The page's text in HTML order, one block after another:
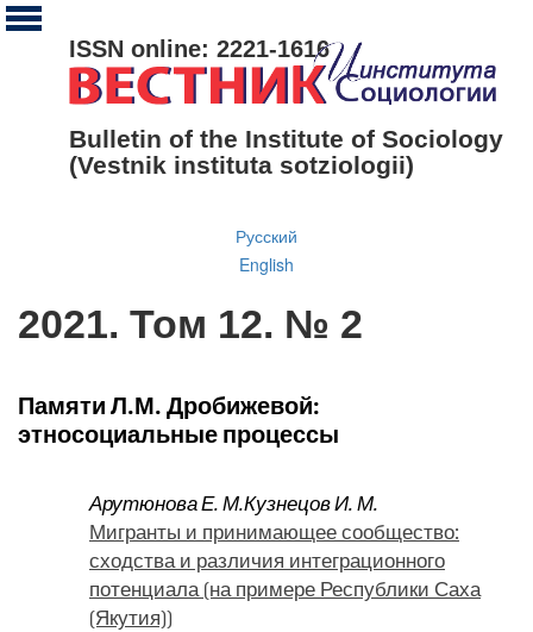
ISSN online: 2221-1616
Bulletin of the Institute of Sociology
(Vestnik instituta sotziologii)
Русский
English
2021. Том 12. № 2
Памяти Л.М. Дробижевой:
этносоциальные процессы
Арутюнова Е. М.Кузнецов И. М.
Мигранты и принимающее сообщество:
сходства и различия интеграционного
потенциала (на примере Республики Саха
(Якутия))